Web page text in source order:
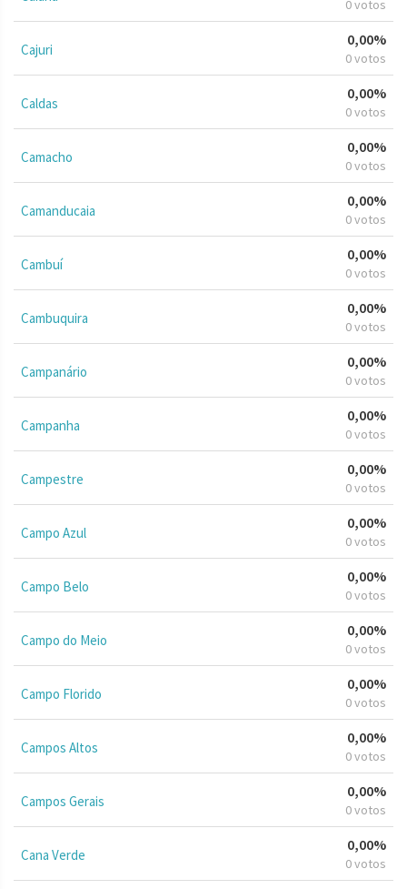
0 votos
Cajuri
0,00%
0 votos
Caldas
0,00%
0 votos
Camacho
0,00%
0 votos
Camanducaia
0,00%
0 votos
Cambuí
0,00%
0 votos
Cambuquira
0,00%
0 votos
Campanário
0,00%
0 votos
Campanha
0,00%
0 votos
Campestre
0,00%
0 votos
Campo Azul
0,00%
0 votos
Campo Belo
0,00%
0 votos
Campo do Meio
0,00%
0 votos
Campo Florido
0,00%
0 votos
Campos Altos
0,00%
0 votos
Campos Gerais
0,00%
0 votos
Cana Verde
0,00%
0 votos